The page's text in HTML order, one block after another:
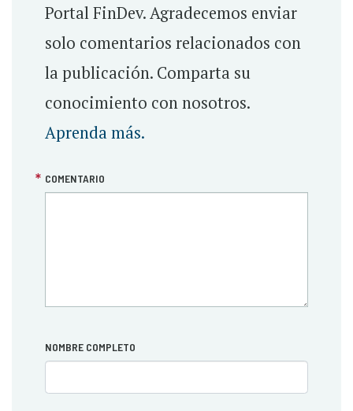
Portal FinDev. Agradecemos enviar
solo comentarios relacionados con
la publicación. Comparta su
conocimiento con nosotros.
Aprenda más.
COMENTARIO
NOMBRE COMPLETO